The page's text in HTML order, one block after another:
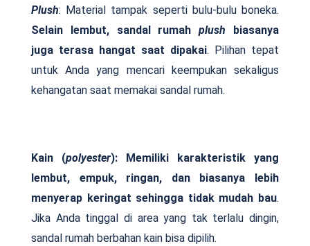
Plush: Material tampak seperti bulu-bulu boneka.
Selain lembut, sandal rumahplush biasanya
juga terasa hangat saat dipakai. Pilihan tepat
untuk Anda yang mencari keempukan sekaligus
kehangatan saat memakai sandal rumah.
Kain (polyester): Memiliki karakteristik yang
lembut, empuk, ringan, dan biasanya lebih
menyerap keringat sehingga tidak mudah bau.
Jika Anda tinggal di area yang tak terlalu dingin,
sandal rumah berbahan kain bisa dipilih.